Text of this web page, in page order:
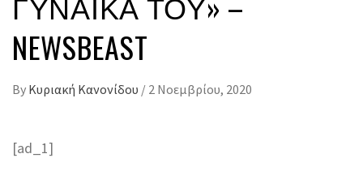
NEWSBEAST
By Κυριακή Κανονίδου / 2 Νοεμβρίου, 2020
[ad_1]